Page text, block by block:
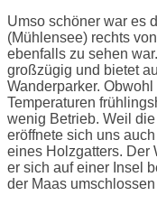
Umso schöner war es
(Mühlensee) rechts
ebenfalls zu sehen
großzügig und bietet
Wanderparker.
Temperaturen
wenig Betrieb. Weil
eröffnete sich uns
eines Holzgatters. Der
er sich auf einer Insel
der Maas